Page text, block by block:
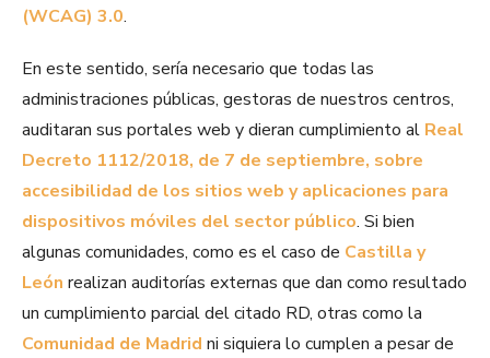
(WCAG) 3.0.
En este sentido, sería necesario que todas las
administraciones públicas, gestoras de nuestros centros,
auditaran sus portales web y dieran cumplimiento al Real
Decreto 1112/2018, de 7 de septiembre, sobre
accesibilidad de los sitios web y aplicaciones para
dispositivos móviles del sector público. Si bien
algunas comunidades, como es el caso de Castilla y
León realizan auditorías externas que dan como resultado
un cumplimiento parcial del citado RD, otras como la
Comunidad de Madrid ni siquiera lo cumplen a pesar de